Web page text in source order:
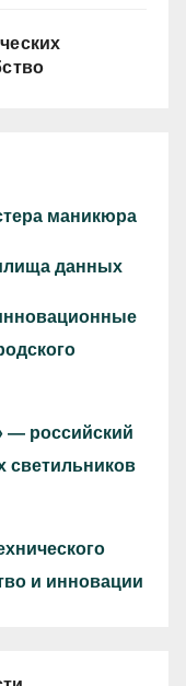
маникюра
данных
— российский
светильников
и инновации